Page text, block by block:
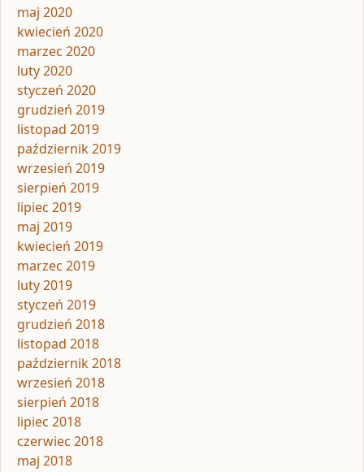
maj 2020
kwiecień 2020
marzec 2020
luty 2020
styczeń 2020
grudzień 2019
listopad 2019
październik 2019
wrzesień 2019
sierpień 2019
lipiec 2019
maj 2019
kwiecień 2019
marzec 2019
luty 2019
styczeń 2019
grudzień 2018
listopad 2018
październik 2018
wrzesień 2018
sierpień 2018
lipiec 2018
czerwiec 2018
maj 2018